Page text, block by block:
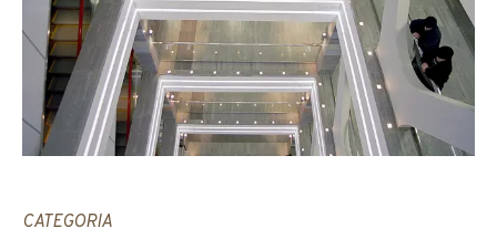
CATEGORIA